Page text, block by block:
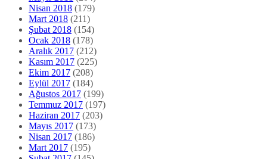
Nisan 2018 (179)
Mart 2018 (211)
Şubat 2018 (154)
Ocak 2018 (178)
Aralık 2017 (212)
Kasım 2017 (225)
Ekim 2017 (208)
Eylül 2017 (184)
Ağustos 2017 (199)
Temmuz 2017 (197)
Haziran 2017 (203)
Mayıs 2017 (173)
Nisan 2017 (186)
Mart 2017 (195)